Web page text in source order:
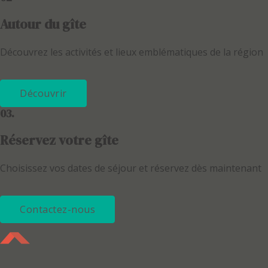
Autour du gîte
Découvrez les activités et lieux emblématiques de la région
Découvrir
03.
Réservez votre gîte
Choisissez vos dates de séjour et réservez dès maintenant
Contactez-nous